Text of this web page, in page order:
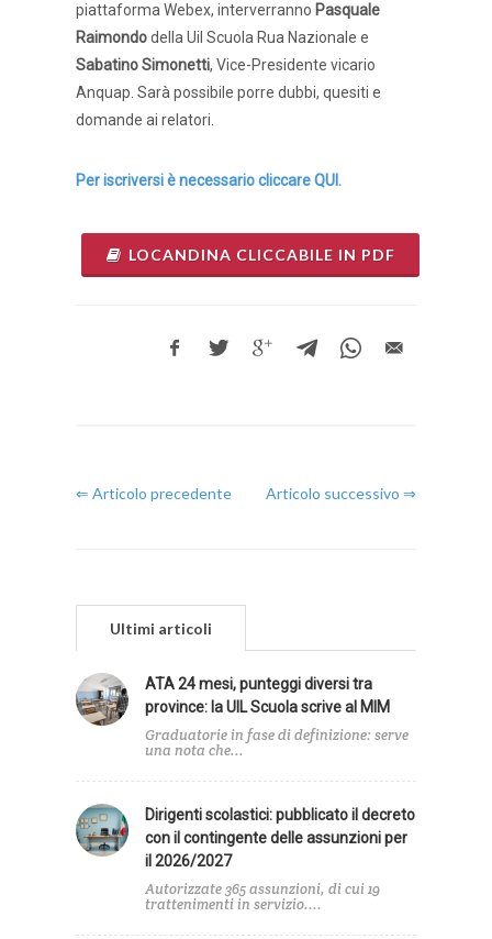
piattaforma Webex, interverranno Pasquale
Raimondodella Uil Scuola Rua Nazionale e
Sabatino Simonetti, Vice-Presidente vicario
Anquap. Sarà possibile porre dubbi, quesiti e
domande ai relatori.
Per iscriversi è necessario cliccare QUI.
LOCANDINA CLICCABILE IN PDF
⇐ Articolo precedente Articolo successivo ⇒
Ultimi articoli
ATA 24 mesi, punteggi diversi tra
province: la UIL Scuola scrive al MIM
Graduatorie in fase di definizione: serve
una nota che...
Dirigenti scolastici: pubblicato il decreto
con il contingente delle assunzioni per
il 2026/2027
Autorizzate 365 assunzioni, di cui 19
trattenimenti in servizio....